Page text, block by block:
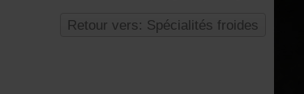
Retour vers: Spécialités froides